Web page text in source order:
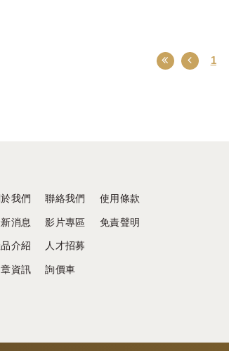
1
我們
消息
介紹
資訊
聯絡我們
影片專區
人才招募
詢價車
使用條款
免責聲明